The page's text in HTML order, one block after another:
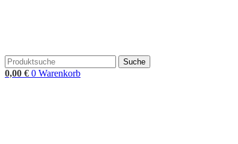
Suche
0,00 € 0 Warenkorb